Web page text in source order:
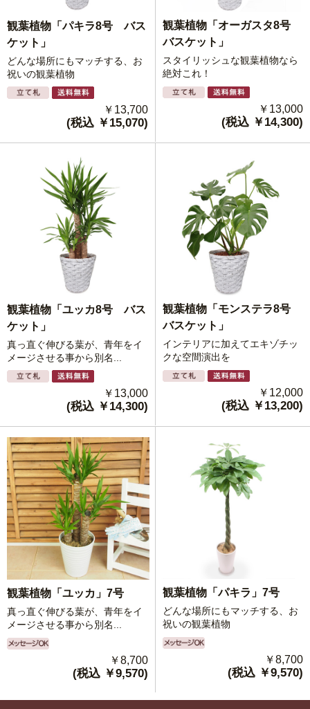
観葉植物「パキラ8号 バス
ケット」
どんな場所にもマッチする、お
祝いの観葉植物
￥13,700
(税込 ￥15,070)
観葉植物「オーガスタ8号
バスケット」
スタイリッシュな観葉植物なら
絶対これ！
￥13,000
(税込 ￥14,300)
観葉植物「ユッカ8号 バス
ケット」
真っ直ぐ伸びる葉が、青年をイ
メージさせる事から別名...
￥13,000
(税込 ￥14,300)
観葉植物「モンステラ8号
バスケット」
インテリアに加えてエキゾチッ
クな空間演出を
￥12,000
(税込 ￥13,200)
観葉植物「ユッカ」7号
真っ直ぐ伸びる葉が、青年をイ
メージさせる事から別名...
￥8,700
(税込 ￥9,570)
観葉植物「パキラ」7号
どんな場所にもマッチする、お
祝いの観葉植物
￥8,700
(税込 ￥9,570)